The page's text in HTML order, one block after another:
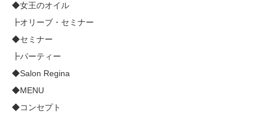
◆女王のオイル
┣オリーブ・セミナー
◆セミナー
┣パーティー
◆Salon Regina
◆MENU
◆コンセプト